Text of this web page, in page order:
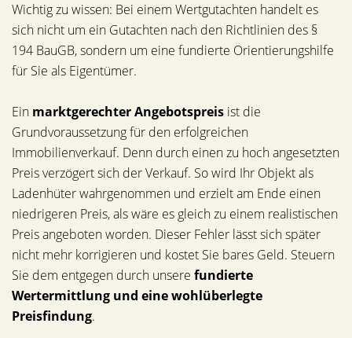
Wichtig zu wissen: Bei einem Wertgutachten handelt es
sich nicht um ein Gutachten nach den Richtlinien des §
194 BauGB, sondern um eine fundierte Orientierungshilfe
für Sie als Eigentümer.
Ein marktgerechter Angebotspreis ist die
Grundvoraussetzung für den erfolgreichen
Immobilienverkauf. Denn durch einen zu hoch angesetzten
Preis verzögert sich der Verkauf. So wird Ihr Objekt als
Ladenhüter wahrgenommen und erzielt am Ende einen
niedrigeren Preis, als wäre es gleich zu einem realistischen
Preis angeboten worden. Dieser Fehler lässt sich später
nicht mehr korrigieren und kostet Sie bares Geld. Steuern
Sie dem entgegen durch unsere fundierte
Wertermittlung und eine wohlüberlegte
Preisfindung.